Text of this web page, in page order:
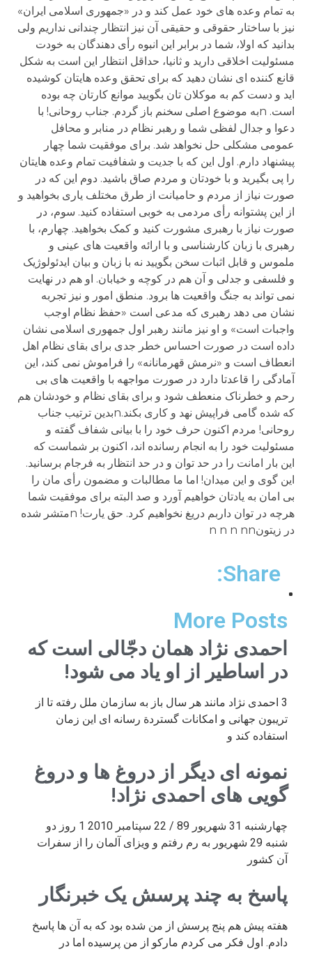
به تمام وعده های خود عمل کند و در «جمهوری اسلامی ایران»
نیز با ساختار حقوقی و حقیقی آن نیز انتظار چندانی نداریم ولی
بدانید که اولا، شما در برابر این انبوه رأی دهندگان به خودت
مسئولیت اخلاقی دارید و ثانیا، حداقل انتظار این است به شکل
قانع کننده ای نشان دهید که برای تحقق وعده هایتان کوشیده
اید و دست کم به موکلان تان بگویید موانع کارتان چه بوده
است. nبه موضوع اصلی سخنم باز گردم. جناب روحانی! با
دعوا و جدال لفظی شما و رهبر نظام در منابر و محافل
عمومی مشکلی حل نخواهد شد. برای موفقیت شما چهار
پیشنهاد دارم. اول این که با جدیت و شفافیت تمام وعده هایتان
را پی بگیرید و با خودتان و مردم صاق باشید. دوم این که در
صورت نیاز از مردم و حامیانت از طرق مختلف یاری بخواهید و
از این پشتوانه رأی مردمی به خوبی استفاده کنید. سوم، در
صورت نیاز با رهبری مشورت کنید و کمک بخواهید. چهارم، با
رهبری با زبان کارشناسی و با ارائه واقعیت های عینی و
ملموس و قابل اثبات سخن بگویید نه با زبان و بیان ایدئولوژیک
و فلسفی و جدلی و آن هم در کوچه و خیابان. او هم در نهایت
نمی تواند به جنگ واقعیت ها برود. منطق امور و نیز تجربه
نشان می دهد رهبری که مدعی است «حفظ نظام اوجب
واجبات است» و او نیز مانند رهبر اول جمهوری اسلامی نشان
داده است در صورت احساس خطر جدی برای بقای نظام اهل
انعطاف است و «نرمش قهرمانانه» را فراموش نمی کند، این
آمادگی را قاعدتا دارد در صورت مواجهه با واقعیت های بی
رحم و خطرناک منعطف شود و برای بقای نظام و خودشان هم
که شده گامی فراپیش نهد و کاری بکند.nبدین ترتیب جناب
روحانی! مردم اکنون حرف خود را با بیانی شفاف گفته و
مسئولیت خود را به انجام رسانده اند، اکنون بر شماست که
این بار امانت را در حد توان و در حد انتظار به فرجام برسانید.
این گوی و این میدان! اما ما مطالبات و مضمون رأی مان را
بی امان به یادتان خواهیم آورد و صد البته برای موفقیت شما
هرچه در توان داربم دریغ نخواهیم کرد. حق یارت! nمتشر شده
در زیتونn n n nn
Share:
More Posts
احمدی نژاد همان دجّالی است که
در اساطیر از او یاد می شود!
3 احمدی نژاد مانند هر سال باز به سازمان ملل رفته تا از
تریبون جهانی و امکانات گستردة رسانه ای این زمان
استفاده کند و
نمونه ای دیگر از دروغ ها و دروغ
گویی های احمدی نژاد!
چهارشنبه 31 شهریور 89 / 22 سپتامبر 2010 1 روز دو
شنبه 29 شهریور به رم رفتم و ویزای آلمان را از سفرات
آن کشور
پاسخ به چند پرسش یک خبرنگار
هفته پیش هم پنج پرسش از من شده بود که به آن ها پاسخ
دادم. اول فکر می کردم مارکو از من پرسیده اما در